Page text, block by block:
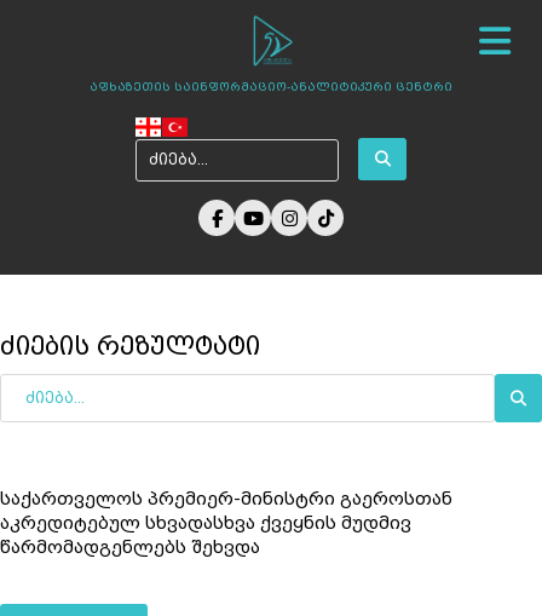
აფხაზეთის საინფორმაციო-ანალიტიკური ცენტრი
სიახლეები
ჩვენ შესახებ
ცენტრის პროექტები
ძიების რეზულტატი
საქართველოს პრემიერ-მინისტრი გაეროსთან
აკრედიტებულ სხვადასხვა ქვეყნის მუდმივ
წარმომადგენლებს შეხვდა